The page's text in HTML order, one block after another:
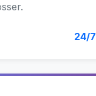
24/7